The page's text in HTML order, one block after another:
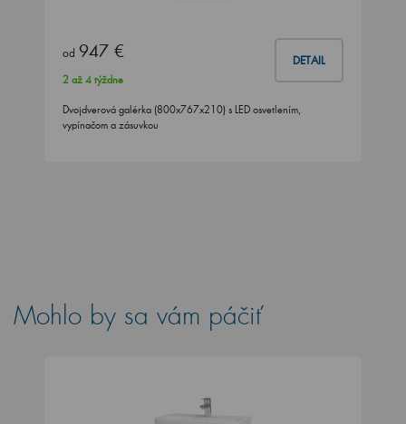
od 947 € DETAIL
2 až 4 týždne
Dvojdverová galérka (800x767x210) s LED osvetlením,
vypínačom a zásuvkou
Mohlo by sa vám páčiť